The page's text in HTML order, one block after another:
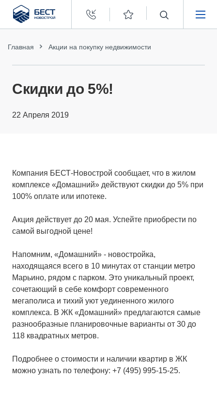
Бест
Новострой
ПОКУПАТЕЛЯМ
ЗАСТРОЙЩИКАМ
Главная Акции на покупку недвижимости
Скидки до 5%!
22 Апреля 2019
Компания БЕСТ-Новострой сообщает, что в жилом
комплексе «Домашний» действуют скидки до 5% при
100% оплате или ипотеке.
Акция действует до 20 мая. Успейте приобрести по
самой выгодной цене!
Напомним, «Домашний» - новостройка,
находящаяся всего в 10 минутах от станции метро
Марьино, рядом с парком. Это уникальный проект,
сочетающий в себе комфорт современного
мегаполиса и тихий уют уединенного жилого
комплекса. В ЖК «Домашний» предлагаются самые
разнообразные планировочные варианты от 30 до
118 квадратных метров.
Подробнее о стоимости и наличии квартир в ЖК
можно узнать по телефону: +7 (495) 995-15-25.